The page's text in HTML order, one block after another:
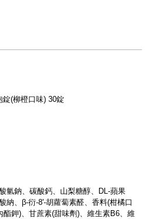
(柳橙口味) 30錠
氫鈉、碳酸鈣、山梨糖醇、DL-蘋果
納、β-衍-8'-胡蘿蔔素醛、香料(柑橘口
酯鉀)、甘蔗素(甜味劑)、維生素B6、維